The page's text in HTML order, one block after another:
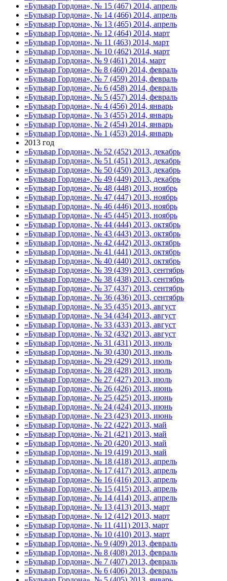
«Бульвар Гордона», № 15 (467) 2014, апрель
«Бульвар Гордона», № 14 (466) 2014, апрель
«Бульвар Гордона», № 13 (465) 2014, апрель
«Бульвар Гордона», № 12 (464) 2014, март
«Бульвар Гордона», № 11 (463) 2014, март
«Бульвар Гордона», № 10 (462) 2014, март
«Бульвар Гордона», № 9 (461) 2014, март
«Бульвар Гордона», № 8 (460) 2014, февраль
«Бульвар Гордона», № 7 (459) 2014, февраль
«Бульвар Гордона», № 6 (458) 2014, февраль
«Бульвар Гордона», № 5 (457) 2014, февраль
«Бульвар Гордона», № 4 (456) 2014, январь
«Бульвар Гордона», № 3 (455) 2014, январь
«Бульвар Гордона», № 2 (454) 2014, январь
«Бульвар Гордона», № 1 (453) 2014, январь
2013 год
«Бульвар Гордона», № 52 (452) 2013, декабрь
«Бульвар Гордона», № 51 (451) 2013, декабрь
«Бульвар Гордона», № 50 (450) 2013, декабрь
«Бульвар Гордона», № 49 (449) 2013, декабрь
«Бульвар Гордона», № 48 (448) 2013, ноябрь
«Бульвар Гордона», № 47 (447) 2013, ноябрь
«Бульвар Гордона», № 46 (446) 2013, ноябрь
«Бульвар Гордона», № 45 (445) 2013, ноябрь
«Бульвар Гордона», № 44 (444) 2013, октябрь
«Бульвар Гордона», № 43 (443) 2013, октябрь
«Бульвар Гордона», № 42 (442) 2013, октябрь
«Бульвар Гордона», № 41 (441) 2013, октябрь
«Бульвар Гордона», № 40 (440) 2013, октябрь
«Бульвар Гордона», № 39 (439) 2013, сентябрь
«Бульвар Гордона», № 38 (438) 2013, сентябрь
«Бульвар Гордона», № 37 (437) 2013, сентябрь
«Бульвар Гордона», № 36 (436) 2013, сентябрь
«Бульвар Гордона», № 35 (435) 2013, август
«Бульвар Гордона», № 34 (434) 2013, август
«Бульвар Гордона», № 33 (433) 2013, август
«Бульвар Гордона», № 32 (432) 2013, август
«Бульвар Гордона», № 31 (431) 2013, июль
«Бульвар Гордона», № 30 (430) 2013, июль
«Бульвар Гордона», № 29 (429) 2013, июль
«Бульвар Гордона», № 28 (428) 2013, июль
«Бульвар Гордона», № 27 (427) 2013, июль
«Бульвар Гордона», № 26 (426) 2013, июнь
«Бульвар Гордона», № 25 (425) 2013, июнь
«Бульвар Гордона», № 24 (424) 2013, июнь
«Бульвар Гордона», № 23 (423) 2013, июнь
«Бульвар Гордона», № 22 (422) 2013, май
«Бульвар Гордона», № 21 (421) 2013, май
«Бульвар Гордона», № 20 (420) 2013, май
«Бульвар Гордона», № 19 (419) 2013, май
«Бульвар Гордона», № 18 (418) 2013, апрель
«Бульвар Гордона», № 17 (417) 2013, апрель
«Бульвар Гордона», № 16 (416) 2013, апрель
«Бульвар Гордона», № 15 (415) 2013, апрель
«Бульвар Гордона», № 14 (414) 2013, апрель
«Бульвар Гордона», № 13 (413) 2013, март
«Бульвар Гордона», № 12 (412) 2013, март
«Бульвар Гордона», № 11 (411) 2013, март
«Бульвар Гордона», № 10 (410) 2013, март
«Бульвар Гордона», № 9 (409) 2013, февраль
«Бульвар Гордона», № 8 (408) 2013, февраль
«Бульвар Гордона», № 7 (407) 2013, февраль
«Бульвар Гордона», № 6 (406) 2013, февраль